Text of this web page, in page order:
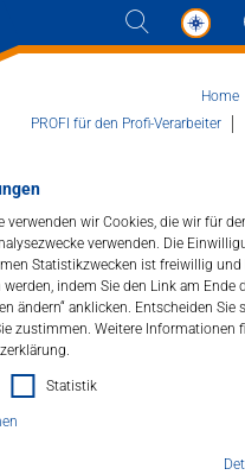
verwenden wir Cookies, die wir für
verwenden. Die
Statistikzwecken ist freiwillig und
indem Sie den Link am Ende
ändern“ anklicken. Entscheiden Sie
zustimmen. Weitere Informationen
Statistik
Home
PROFI für den Profi-Verarbeiter
Entferner für
342
- muss nicht mit Wasser
werden. Für alle
Hilft beim Ausbessern kleiner